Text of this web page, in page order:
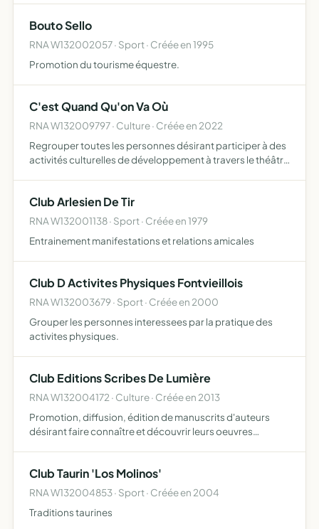
Bouto Sello
RNA W132002057 · Sport · Créée en 1995
Promotion du tourisme équestre.
C'est Quand Qu'on Va Où
RNA W132009797 · Culture · Créée en 2022
Regrouper toutes les personnes désirant participer à des
activités culturelles de développement à travers le théâtre
Club Arlesien De Tir
RNA W132001138 · Sport · Créée en 1979
Entrainement manifestations et relations amicales
Club D Activites Physiques Fontvieillois
RNA W132003679 · Sport · Créée en 2000
Grouper les personnes interessees par la pratique des
activites physiques.
Club Editions Scribes De Lumière
RNA W132004172 · Culture · Créée en 2013
Promotion, diffusion, édition de manuscrits d'auteurs
désirant faire connaître et découvrir leurs oeuvres
Club Taurin 'Los Molinos'
RNA W132004853 · Sport · Créée en 2004
Traditions taurines